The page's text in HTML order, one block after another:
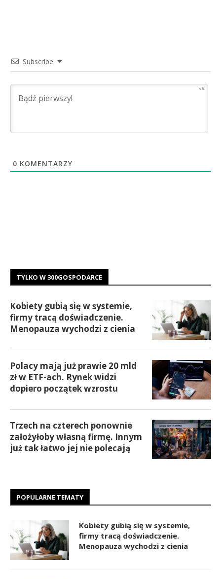
Subscribe
500
0 KOMENTARZY
TYLKO W 300GOSPODARCE
Kobiety gubią się w systemie,
firmy tracą doświadczenie.
Menopauza wychodzi z cienia
Polacy mają już prawie 20 mld
zł w ETF-ach. Rynek widzi
dopiero początek wzrostu
Trzech na czterech ponownie
założyłoby własną firmę. Innym
już tak łatwo jej nie polecają
POPULARNE TEMATY
Kobiety gubią się w systemie,
firmy tracą doświadczenie.
Menopauza wychodzi z cienia